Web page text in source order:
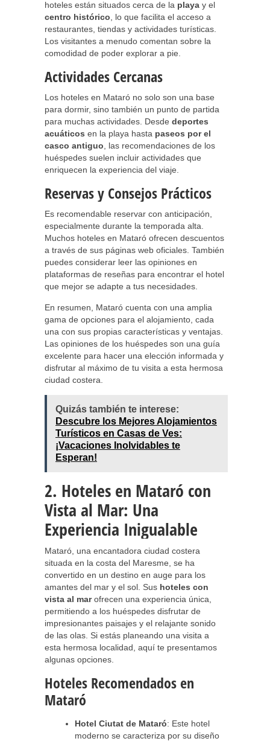
hoteles están situados cerca de la playa y el
centro histórico , lo que facilita el acceso a
restaurantes, tiendas y actividades turísticas.
Los visitantes a menudo comentan sobre la
comodidad de poder explorar a pie.
Actividades Cercanas
Los hoteles en Mataró no solo son una base
para dormir, sino también un punto de partida
para muchas actividades. Desde deportes
acuáticos en la playa hasta paseos por el
casco antiguo , las recomendaciones de los
huéspedes suelen incluir actividades que
enriquecen la experiencia del viaje.
Reservas y Consejos Prácticos
Es recomendable reservar con anticipación,
especialmente durante la temporada alta.
Muchos hoteles en Mataró ofrecen descuentos
a través de sus páginas web oficiales. También
puedes considerar leer las opiniones en
plataformas de reseñas para encontrar el hotel
que mejor se adapte a tus necesidades.
En resumen, Mataró cuenta con una amplia
gama de opciones para el alojamiento, cada
una con sus propias características y ventajas.
Las opiniones de los huéspedes son una guía
excelente para hacer una elección informada y
disfrutar al máximo de tu visita a esta hermosa
ciudad costera.
Quizás también te interese:
Descubre los Mejores Alojamientos
Turísticos en Casas de Ves:
¡Vacaciones Inolvidables te
Esperan!
2. Hoteles en Mataró con
Vista al Mar: Una
Experiencia Inigualable
Mataró, una encantadora ciudad costera
situada en la costa del Maresme, se ha
convertido en un destino en auge para los
amantes del mar y el sol. Sus hoteles con
vista al marofrecen una experiencia única,
permitiendo a los huéspedes disfrutar de
impresionantes paisajes y el relajante sonido
de las olas. Si estás planeando una visita a
esta hermosa localidad, aquí te presentamos
algunas opciones.
Hoteles Recomendados en
Mataró
Hotel Ciutat de Mataró: Este hotel
moderno se caracteriza por su diseño